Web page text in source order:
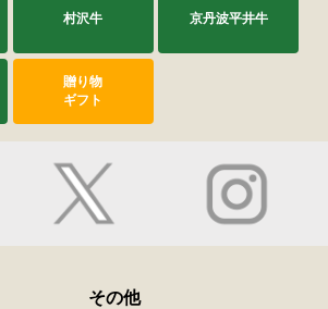
村沢牛 京丹波平井牛
贈り物
ギフト
その他